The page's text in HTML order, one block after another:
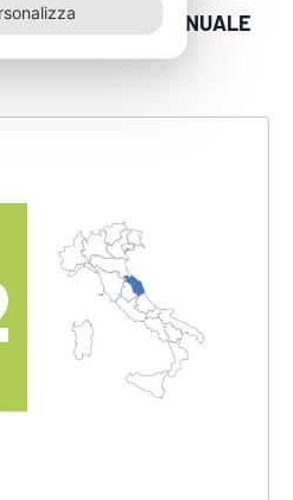
SPURGO ANNUALE